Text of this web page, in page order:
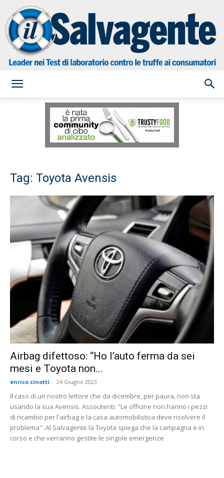
Salvagente
Tag: Toyota Avensis
Airbag difettoso: “Ho l’auto ferma da sei
mesi e Toyota non...
enrico cinotti - 24 Giugno 2023
Il caso di un nostro lettore che da dicembre, per paura, non sta
usando la sua Avensis. Assoutenti: "Le officine non hanno i pezzi
di ricambio per l'airbag e la casa automobilistica deve risolvere il
problema". Al Salvagente la Toyota spiega che la campagna è in
corso e che verranno gestite le singole emergenze